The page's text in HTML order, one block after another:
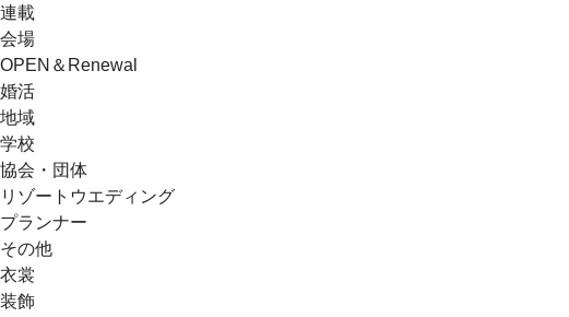
連載
会場
OPEN＆Renewal
婚活
地域
学校
協会・団体
リゾートウエディング
プランナー
その他
衣裳
装飾